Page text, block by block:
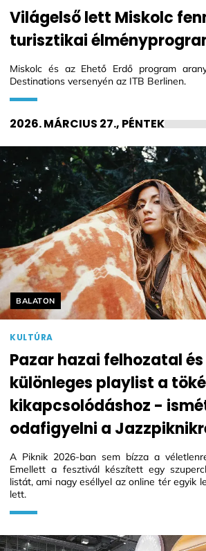
Világelső lett Miskolc
turisztikai
Miskolc és az Ehető Erdő program
Destinations versenyén az ITB Berlinen.
2026. MÁRCIUS 27., PÉNTEK
Helyszín címkék:
BALATON
KULTÚRA
Pazar hazai felhozatal
különleges playlist a
kikapcsolódáshoz -
odafigyelni a
A Piknik 2026-ban sem bízza a
Emellett a fesztivál készített egy
listát, ami nagy eséllyel az online tér egyik
lett.